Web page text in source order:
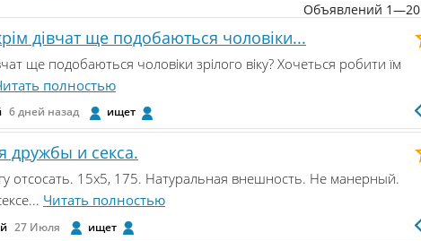
Объявлений 1—20
дівчат ще подобаються чоловіки...
ще подобаються чоловіки зрілого віку? Хочеться робити їм
полностью
6 дней назад ищет
дружбы и секса.
отсосать. 15х5, 175. Натуральная внешность. Не манерный.
Читать полностью
27 Июля ищет